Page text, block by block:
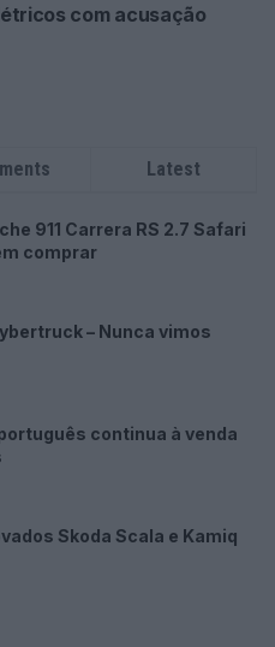
com acusação
Latest
911 Carrera RS 2.7 Safari
comprar
– Nunca vimos
continua à venda
Skoda Scala e Kamiq